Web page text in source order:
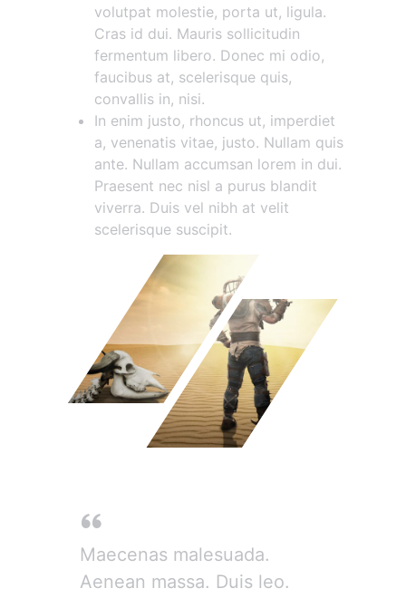
volutpat molestie, porta ut, ligula.
Cras id dui. Mauris sollicitudin
fermentum libero. Donec mi odio,
faucibus at, scelerisque quis,
convallis in, nisi.
In enim justo, rhoncus ut, imperdiet
a, venenatis vitae, justo. Nullam quis
ante. Nullam accumsan lorem in dui.
Praesent nec nisl a purus blandit
viverra. Duis vel nibh at velit
scelerisque suscipit.
Maecenas malesuada.
Aenean massa. Duis leo.